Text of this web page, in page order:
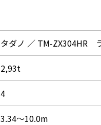
タダノ ／ TM-ZX304HR
2,93t
4
3.34～10.0m